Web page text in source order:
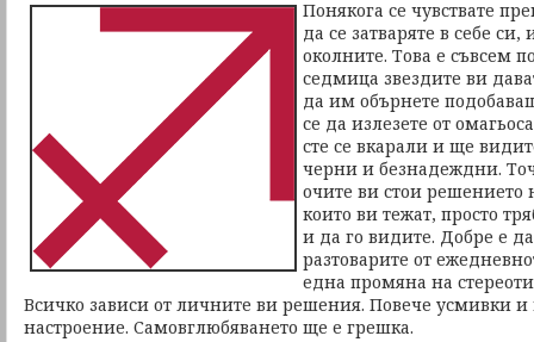
Понякога се чувствате
да се затваряте в себе си,
околните. Това е съвсем
седмица звездите ви
да им обърнете
се да излезете от
сте се вкарали и ще
черни и безнадеждни.
очите ви стои решението
които ви тежат, просто
и да го видите. Добре е
разтоварите от
една промяна на
Всичко зависи от личните ви решения. Повече усмивки и
настроение. Самовглюбяването ще е грешка.